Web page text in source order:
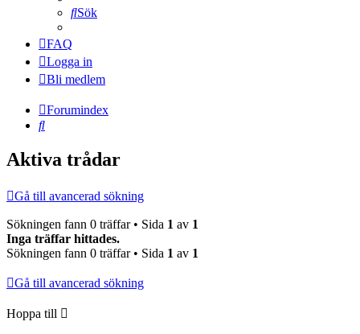
Sök
FAQ
Logga in
Bli medlem
Forumindex
Sök
Aktiva trådar
Gå till avancerad sökning
Sökningen fann 0 träffar • Sida 1 av 1
Inga träffar hittades.
Sökningen fann 0 träffar • Sida 1 av 1
Gå till avancerad sökning
Hoppa till